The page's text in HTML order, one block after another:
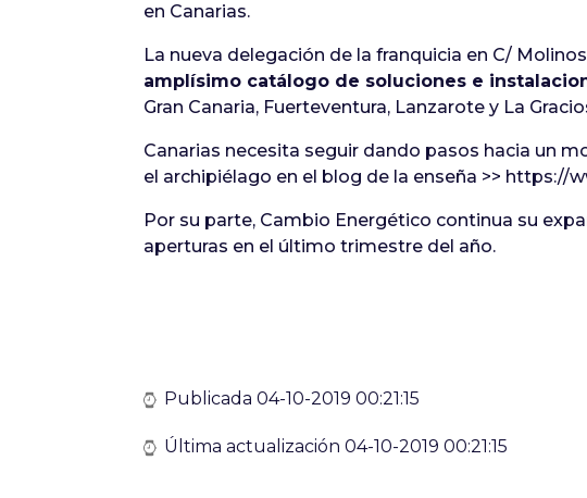
en Canarias.
La nueva delegación de la franquicia en C/
amplísimo catálogo de soluciones e
Gran Canaria, Fuerteventura, Lanzarote y La
Canarias necesita seguir dando pasos hacia un
el archipiélago en el blog de la enseña >>
Por su parte, Cambio Energético continua su
aperturas en el último trimestre del año.
Publicada 04-10-2019 00:21:15
Última actualización 04-10-2019 00:21:15